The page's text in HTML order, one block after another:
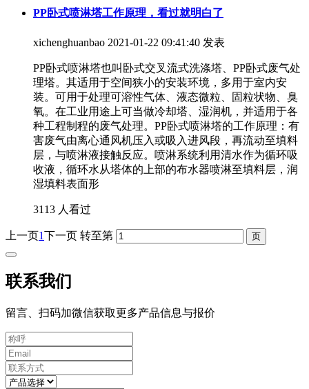
PP卧式喷淋塔工作原理，看过就明白了
xichenghuanbao 2021-01-22 09:41:40 发表
PP卧式喷淋塔也叫卧式交叉流式洗涤塔、PP卧式废气处
理塔。其适用于空间狭小的安装环境，多用于室内安
装。可用于处理可溶性气体、液态微粒、固粒状物、臭
氧。在工业用途上可当做冷却塔、湿润机，并适用于各
种工程制程的废气处理。PP卧式喷淋塔的工作原理：有
害废气由离心通风机压入或吸入进风段，再流动至填料
层，与喷淋液接触反应。喷淋系统利用清水作为循环吸
收液，循环水从塔体的上部的布水器喷淋至填料层，润
湿填料表面形
3113 人看过
上一页1下一页 转至第
联系我们
留言、扫码加微信获取更多产品信息与报价